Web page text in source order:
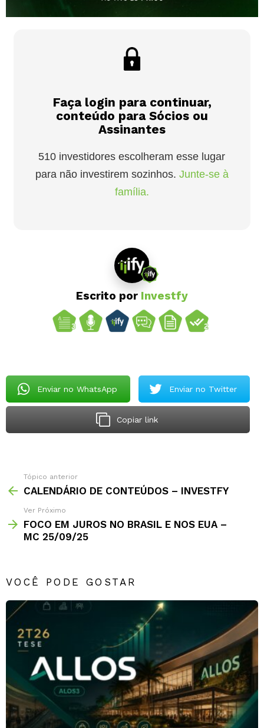
Faça login para continuar,
conteúdo para Sócios ou
Assinantes
510 investidores escolheram esse lugar
para não investirem sozinhos. Junte-se à
família.
Escrito por Investfy
Enviar no WhatsApp Enviar no Twitter
Copiar link
Tópico anterior
CALENDÁRIO DE CONTEÚDOS – INVESTFY
Ver Próximo
FOCO EM JUROS NO BRASIL E NOS EUA –
MC 25/09/25
VOCÊ PODE GOSTAR